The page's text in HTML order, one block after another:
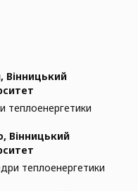
Вінницький
теплоенергетики
Вінницький
теплоенергетики